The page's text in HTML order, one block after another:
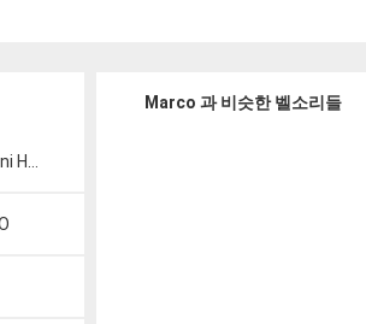
♥
Marco 과 비슷한 벨소리들